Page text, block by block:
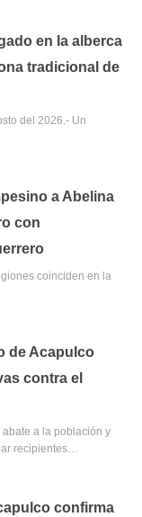
en la alberca
tradicional de
del 2026.- Un
a Abelina
con
coinciden en la
de Acapulco
contra el
a la población y
recipientes…
confirma